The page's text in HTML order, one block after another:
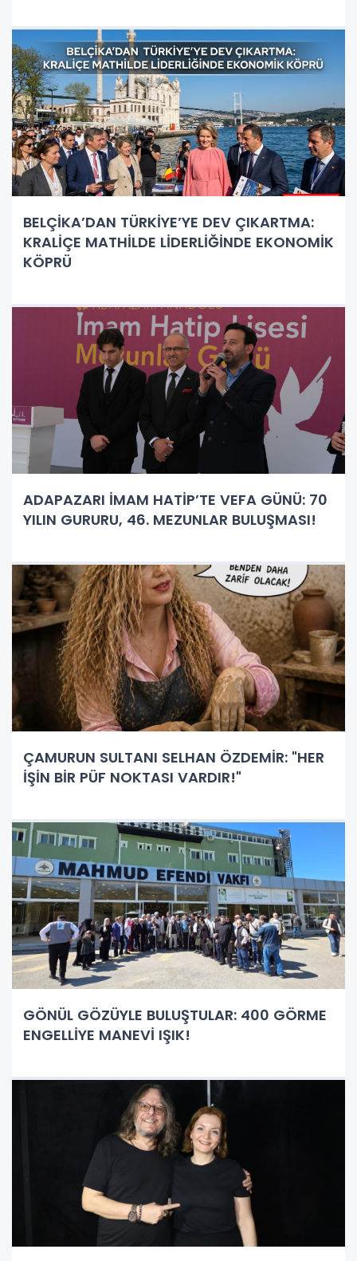
BELÇİKA’DAN TÜRKİYE’YE DEV ÇIKARTMA:
KRALİÇE MATHİLDE LİDERLİĞİNDE EKONOMİK
KÖPRÜ
ADAPAZARI İMAM HATİP’TE VEFA GÜNÜ: 70
YILIN GURURU, 46. MEZUNLAR BULUŞMASI!
ÇAMURUN SULTANI SELHAN ÖZDEMİR: "HER
İŞİN BİR PÜF NOKTASI VARDIR!"
GÖNÜL GÖZÜYLE BULUŞTULAR: 400 GÖRME
ENGELLİYE MANEVİ IŞIK!